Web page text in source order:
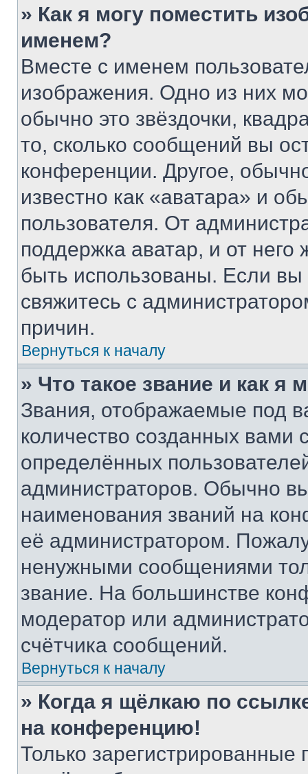
» Как я могу поместить
именем?
Вместе с именем
изображения. Одно из них
обычно это звёздочки,
то, сколько сообщений вы
конференции. Другое,
известно как «аватара» и
пользователя. От
поддержка аватар, и от него
быть использованы. Если
свяжитесь с
причин.
Вернуться к началу
» Что такое звание и как я
Звания, отображаемые под
количество созданных
определённых
администраторов. Обычно
наименования званий на
её администратором.
ненужными сообщениями
звание. На большинстве
модератор или
счётчика сообщений.
Вернуться к началу
» Когда я щёлкаю по
на конференцию!
Только зарегистрированные